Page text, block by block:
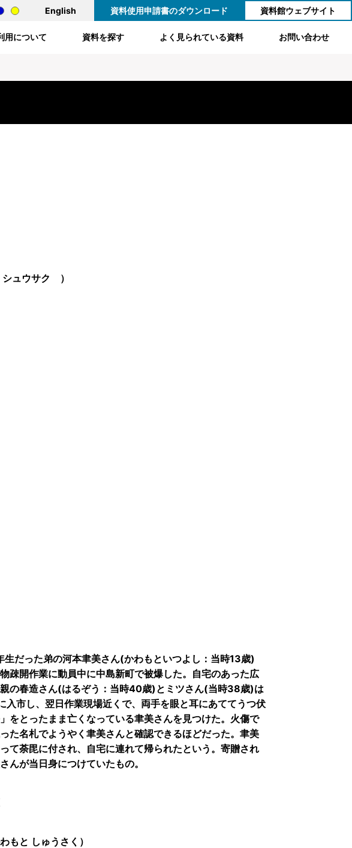
English 資料使用申請書のダウンロード 資料館ウェブサイト
用について 資料を探す よく見られている資料 お問い合わせ
ュウサク ）
生だった弟の河本聿美さん(かわもといつよし：当時13歳)
疎開作業に動員中に中島新町で被爆した。自宅のあった広
の春造さん(はるぞう：当時40歳)とミツさん(当時38歳)は
入市し、翌日作業現場近くで、両手を眼と耳にあててうつ伏
をとったまま亡くなっている聿美さんを見つけた。火傷で
た名札でようやく聿美さんと確認できるほどだった。聿美
て荼毘に付され、自宅に連れて帰られたという。寄贈され
んが当日身につけていたもの。
もと しゅうさく）